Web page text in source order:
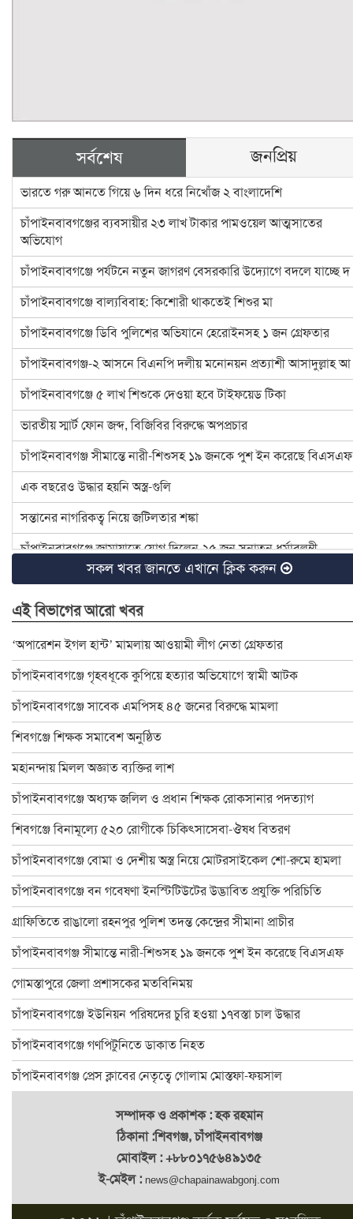
সর্বশেষ জনপ্রিয়
ভারতে গরু আনতে গিয়ে ৬ দিন ধরে নিখোঁজ ২ বাংলাদেশি
চাঁপাইনবাবগঞ্জের ব্যবসায়ীর ২৩ লাখ টাকার পামওয়েল আত্মসাতের
অভিযোগ
চাঁপাইনবাবগঞ্জে পর্যটনে নতুন জাগরণ বেসরকারি উদ্যোগে বদলে যাচ্ছে দ
চাঁপাইনবাবগঞ্জে বাল্যবিবাহ: কিশোরী থাকতেই শিশুর মা
চাঁপাইনবাবগঞ্জে ডিবি পুলিশের অভিযানে হেরোইনসহ ১ জন গ্রেফতার
চাঁপাইনবাবগঞ্জ-২ আসনে বিএনপি দলীয় মনোনয়ন প্রত্যাশী আসাদুল্লাহ আ
চাঁপাইনবাবগঞ্জে ৫ লাখ শিশুকে দেওয়া হবে টাইফয়েড টিকা
ভারতীয় স্মার্ট ফোন জব্দ, বিজিবির বিরুদ্ধে অপপ্রচার
চাঁপাইনবাবগঞ্জ সীমান্তে নারী-শিশুসহ ১৯ জনকে পুশ ইন করেছে বিএসএফ
এক বছরেও উদ্ধার হয়নি অস্ত্র-গুলি
সন্তানের নাগরিকত্ব নিয়ে জটিলতার শঙ্কা
চাঁপাইনবাবগঞ্জে জামায়াতে যোগ দিলেন ২৫ জন সনাতন ধর্মাবলম্বী
চাঁপাইনবাবগঞ্জে বিটিসিএলের ৩৩ লাখ টাকা বকেয়া, মামলার সুপারিশ
৪ হত্যা মামলার আসামি ইউপি চেয়ারম্যান টিপু সাময়িক বরখাস্ত
চাঁপাইনবাবগঞ্জে ডেঙ্গু প্রতিরোধে মশক নিধন কার্যক্রম শুরু
রাষ্ট্রপতি ও প্রধান উপদেষ্টার সঙ্গে সেনাপ্রধানের সাক্ষাৎ
ইসির নির্বাচনী রোডম্যাপে যা থাকছে
বাংলাদেশ জাতীয় অন্ধ কল্যাণ সমিতি চাঁপাইনবাবগঞ্জ শাখার নবনির্বাচিত
চাঁপাইনবাবগঞ্জে স্বেচ্ছাসেবক দলের মতবিনিময় সভা অনুষ্ঠিত
চাঁপাইনবাবগঞ্জে বিদ্যুৎস্পৃষ্টে প্রাণ গেলো মা-মেয়ের
ডাকসু নির্বাচনে লড়ছেন চাঁপাইনবাবগঞ্জের ৯ শিক্ষার্থী
চাঁপাইনবাবগঞ্জ ফোরামের ৩৯ সদস্য বিশিষ্ট কমিটি গঠন : সভাপতি বুলবুল
চাঁপাইনবাবগঞ্জে বানভাসি পরিবারের মাঝে ত্রাণ বিতরণ
২৪ ঘণ্টায় চাঁপাইনবাবগঞ্জে পদ্মার পানি কমেছে ২৫ সেন্টিমিটার
ঐতিহ্যের সাক্ষী ৫০০ বছরের পুরাতন সোনামসজিদ
চাঁপাইনবাবগঞ্জে অ্যাডভোকেসি প্লাটফরমের মানববন্ধন
চাঁপাইনবাবগঞ্জে পুকুর রক্ষার দাবিতে মানববন্ধন
চাঁপাইনবাবগঞ্জে ৬০০ পরিবার পেলো ত্রাণ
চাঁপাইনবাবগঞ্জ-৩ আসনে বিএনপিতে এগিয়ে হারুন
সকল খবর জানতে এখানে ক্লিক করুন
এই বিভাগের আরো খবর
‘অপারেশন ইগল হান্ট’ মামলায় আওয়ামী লীগ নেতা গ্রেফতার
চাঁপাইনবাবগঞ্জে গৃহবধূকে কুপিয়ে হত্যার অভিযোগে স্বামী আটক
চাঁপাইনবাবগঞ্জে সাবেক এমপিসহ ৪৫ জনের বিরুদ্ধে মামলা
শিবগঞ্জে শিক্ষক সমাবেশ অনুষ্ঠিত
মহানন্দায় মিলল অজ্ঞাত ব্যক্তির লাশ
চাঁপাইনবাবগঞ্জে অধ্যক্ষ জলিল ও প্রধান শিক্ষক রোকসানার পদত্যাগ
শিবগঞ্জে বিনামূল্যে ৫২০ রোগীকে চিকিৎসাসেবা-ঔষধ বিতরণ
চাঁপাইনবাবগঞ্জে বোমা ও দেশীয় অস্ত্র নিয়ে মোটরসাইকেল শো-রুমে হামলা
চাঁপাইনবাবগঞ্জে বন গবেষণা ইনস্টিটিউটের উদ্ভাবিত প্রযুক্তি পরিচিতি
গ্রাফিতিতে রাঙালো রহনপুর পুলিশ তদন্ত কেন্দ্রের সীমানা প্রাচীর
চাঁপাইনবাবগঞ্জ সীমান্তে নারী-শিশুসহ ১৯ জনকে পুশ ইন করেছে বিএসএফ
গোমস্তাপুরে জেলা প্রশাসকের মতবিনিময়
চাঁপাইনবাবগঞ্জে ইউনিয়ন পরিষদের চুরি হওয়া ১৭বস্তা চাল উদ্ধার
চাঁপাইনবাবগঞ্জে গণপিটুনিতে ডাকাত নিহত
চাঁপাইনবাবগঞ্জ প্রেস ক্লাবের নেতৃত্বে গোলাম মোস্তফা-ফয়সাল
সম্পাদক ও প্রকাশক : হক রহমান
ঠিকানা :শিবগঞ্জ, চাঁপাইনবাবগঞ্জ
মোবাইল : +৮৮০১৭৫৬৪৯১৩৫
ই-মেইল : news@chapainawabgonj.com